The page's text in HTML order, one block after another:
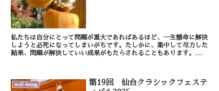
私たちは自分にとって問題が重大であればあるほど、一生懸命に解決
しようと必死になってしまいがちです。たしかに、集中して尽力した
結果、問題が解決していい成果がもたらされることもあります。で
well-being
第19回 仙台クラシックフェステ